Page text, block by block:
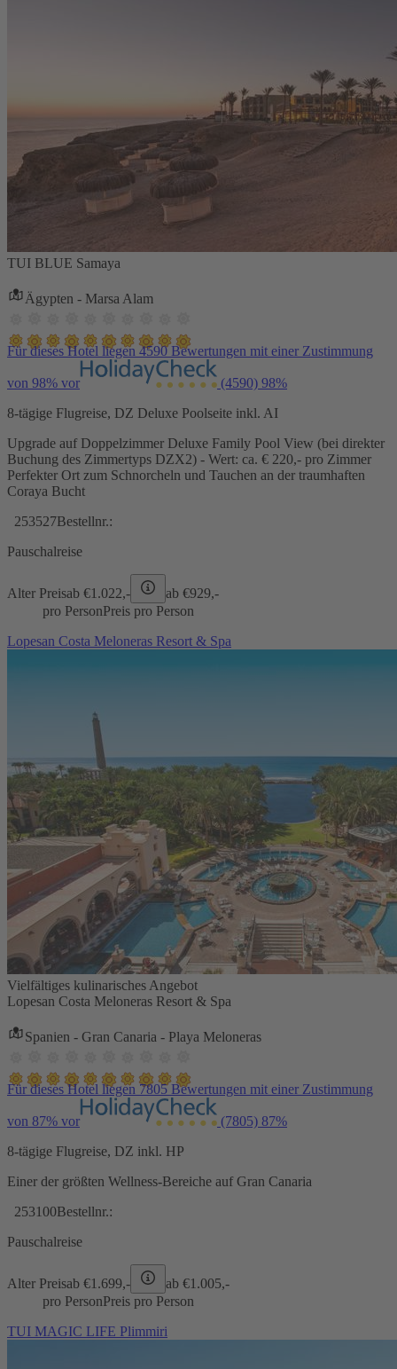
TUI BLUE Samaya
Ägypten - Marsa Alam
Für dieses Hotel liegen 4590 Bewertungen mit einer Zustimmung
von 98% vor (4590) 98%
8-tägige Flugreise, DZ Deluxe Poolseite inkl. AI
Upgrade auf Doppelzimmer Deluxe Family Pool View (bei direkter
Buchung des Zimmertyps DZX2) - Wert: ca. € 220,- pro Zimmer
Perfekter Ort zum Schnorcheln und Tauchen an der traumhaften
Coraya Bucht
253527Bestellnr.:
Pauschalreise
Alter Preisab €1.022,- ab €929,-
pro PersonPreis pro Person
Lopesan Costa Meloneras Resort & Spa
Vielfältiges kulinarisches Angebot
Lopesan Costa Meloneras Resort & Spa
Spanien - Gran Canaria - Playa Meloneras
Für dieses Hotel liegen 7805 Bewertungen mit einer Zustimmung
von 87% vor (7805) 87%
8-tägige Flugreise, DZ inkl. HP
Einer der größten Wellness-Bereiche auf Gran Canaria
253100Bestellnr.:
Pauschalreise
Alter Preisab €1.699,- ab €1.005,-
pro PersonPreis pro Person
TUI MAGIC LIFE Plimmiri